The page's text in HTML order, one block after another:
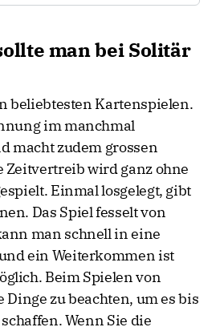
Stapel beginnend mit
Karten
werden in
mehr Karten und dadurch
mehr Komplexität. Gute
man bei Solitär
beliebtesten Kartenspielen.
im manchmal
macht zudem grossen
Zeitvertreib wird ganz ohne
Einmal losgelegt, gibt
Das Spiel fesselt von
man schnell in eine
ein Weiterkommen ist
Beim Spielen von
zu beachten, um es bis
Wenn Sie die